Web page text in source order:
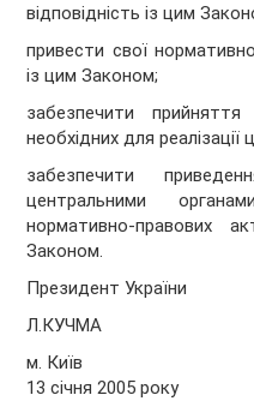
відповідність із цим
привести свої
із цим Законом;
забезпечити прийняття
необхідних для реалізації
забезпечити
центральними
нормативно-правових
Законом.
Президент України
Л.КУЧМА
м. Київ
13 січня 2005 року